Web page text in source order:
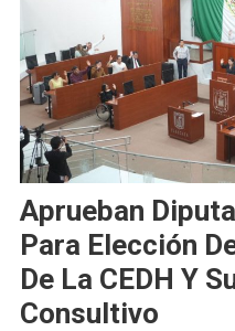
Aprueban
Para Elección
De La CEDH Y
Consultivo